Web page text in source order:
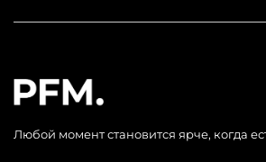
Любой момент становится ярче, когда